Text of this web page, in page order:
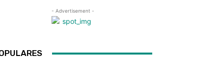
- Advertisement -